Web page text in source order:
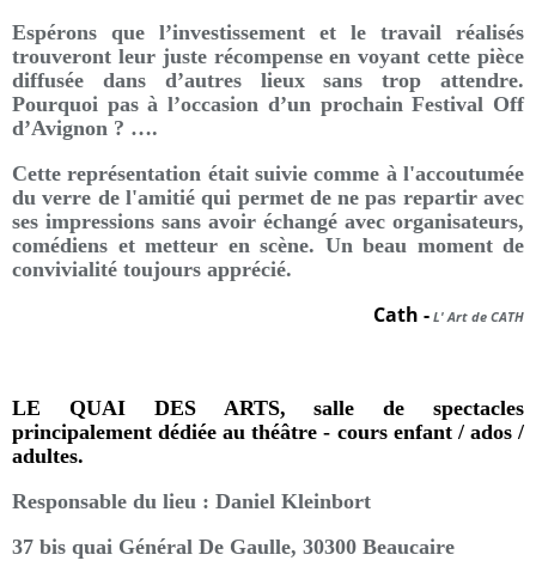
Espérons que l’investissement et le travail réalisés
trouveront leur juste récompense en voyant cette pièce
diffusée dans d’autres lieux sans trop attendre.
Pourquoi pas à l’occasion d’un prochain Festival Off
d’Avignon ? ….
Cette représentation était suivie comme à l'accoutumée
du verre de l'amitié qui permet de ne pas repartir avec
ses impressions sans avoir échangé avec organisateurs,
comédiens et metteur en scène. Un beau moment de
convivialité toujours apprécié.
Cath - L' Art de CATH
LE QUAI DES ARTS, salle de spectacles
principalement dédiée au théâtre - cours enfant / ados /
adultes.
Responsable du lieu : Daniel Kleinbort
37 bis quai Général De Gaulle, 30300 Beaucaire